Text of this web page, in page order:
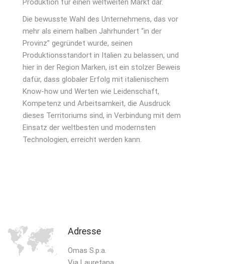
Produktion für einen weltweiten Markt dar.
Die bewusste Wahl des Unternehmens, das vor
mehr als einem halben Jahrhundert “in der
Provinz” gegründet wurde, seinen
Produktionsstandort in Italien zu belassen, und
hier in der Region Marken, ist ein stolzer Beweis
dafür, dass globaler Erfolg mit italienischem
Know-how und Werten wie Leidenschaft,
Kompetenz und Arbeitsamkeit, die Ausdruck
dieses Territoriums sind, in Verbindung mit dem
Einsatz der weltbesten und modernsten
Technologien, erreicht werden kann.
Adresse
Omas S.p.a.